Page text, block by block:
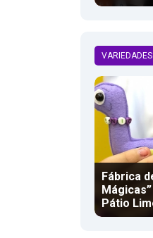
VARIEDADES
Fábrica
Pátio